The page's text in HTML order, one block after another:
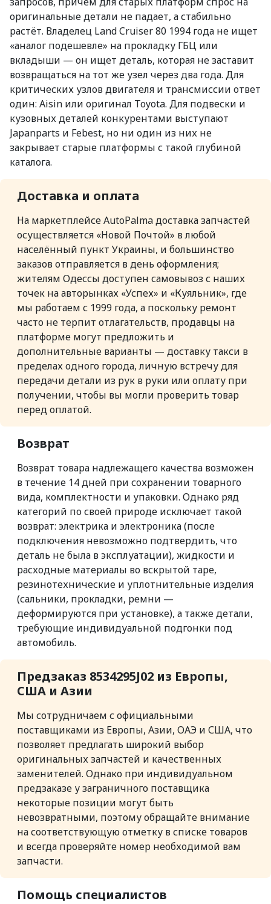
оригинальные детали не падает, а стабильно
растёт. Владелец Land Cruiser 80 1994 года не ищет
«аналог подешевле» на прокладку ГБЦ или
вкладыши — он ищет деталь, которая не заставит
возвращаться на тот же узел через два года. Для
критических узлов двигателя и трансмиссии ответ
один: Aisin или оригинал Toyota. Для подвески и
кузовных деталей конкурентами выступают
Japanparts и Febest, но ни один из них не
закрывает старые платформы с такой глубиной
каталога.
Доставка и оплата
На маркетплейсе AutoPalma доставка запчастей
осуществляется «Новой Почтой» в любой
населённый пункт Украины, и большинство
заказов отправляется в день оформления;
жителям Одессы доступен самовывоз с наших
точек на авторынках «Успех» и «Куяльник», где
мы работаем с 1999 года, а поскольку ремонт
часто не терпит отлагательств, продавцы на
платформе могут предложить и
дополнительные варианты — доставку такси в
пределах одного города, личную встречу для
передачи детали из рук в руки или оплату при
получении, чтобы вы могли проверить товар
перед оплатой.
Возврат
Возврат товара надлежащего качества возможен
в течение 14 дней при сохранении товарного
вида, комплектности и упаковки. Однако ряд
категорий по своей природе исключает такой
возврат: электрика и электроника (после
подключения невозможно подтвердить, что
деталь не была в эксплуатации), жидкости и
расходные материалы во вскрытой таре,
резинотехнические и уплотнительные изделия
(сальники, прокладки, ремни —
деформируются при установке), а также детали,
требующие индивидуальной подгонки под
автомобиль.
Предзаказ 8534295J02 из Европы,
США и Азии
Мы сотрудничаем с официальными
поставщиками из Европы, Азии, ОАЭ и США, что
позволяет предлагать широкий выбор
оригинальных запчастей и качественных
заменителей. Однако при индивидуальном
предзаказе у заграничного поставщика
некоторые позиции могут быть
невозвратными, поэтому обращайте внимание
на соответствующую отметку в списке товаров
и всегда проверяйте номер необходимой вам
запчасти.
Помощь специалистов